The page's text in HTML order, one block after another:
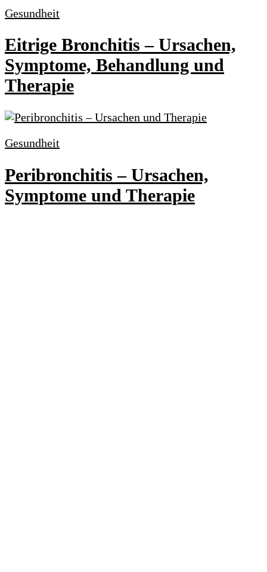
Gesundheit
Eitrige Bronchitis – Ursachen,
Symptome, Behandlung und
Therapie
Gesundheit
Peribronchitis – Ursachen,
Symptome und Therapie